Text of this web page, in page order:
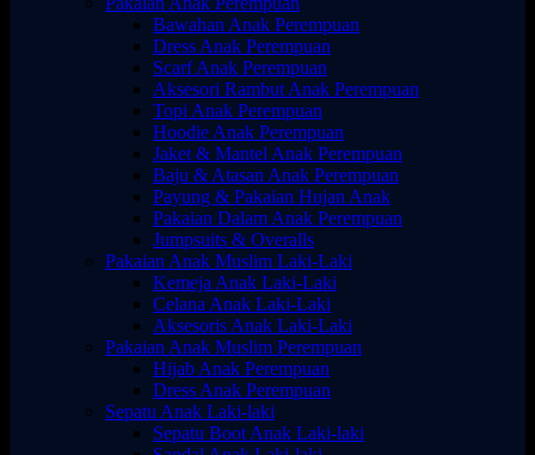
Bawahan Anak Perempuan
Dress Anak Perempuan
Scarf Anak Perempuan
Aksesori Rambut Anak Perempuan
Topi Anak Perempuan
Hoodie Anak Perempuan
Jaket & Mantel Anak Perempuan
Baju & Atasan Anak Perempuan
Payung & Pakaian Hujan Anak
Pakaian Dalam Anak Perempuan
Jumpsuits & Overalls
Pakaian Anak Muslim Laki-Laki
Kemeja Anak Laki-Laki
Celana Anak Laki-Laki
Aksesoris Anak Laki-Laki
Pakaian Anak Muslim Perempuan
Hijab Anak Perempuan
Dress Anak Perempuan
Sepatu Anak Laki-laki
Sepatu Boot Anak Laki-laki